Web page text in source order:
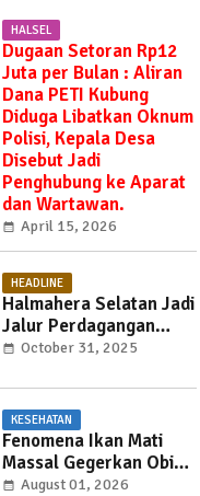
HALSEL
Dugaan Setoran Rp12
Juta per Bulan : Aliran
Dana PETI Kubung
Diduga Libatkan Oknum
Polisi, Kepala Desa
Disebut Jadi
Penghubung ke Aparat
dan Wartawan.
April 15, 2026
HEADLINE
Halmahera Selatan Jadi
Jalur Perdagangan
Daging Babi —
Hendak Dibawa ke
Weda, Warga Mayoritas
Marah, Dinas Pertanian
Diminta Jangan Tutup
Mata
October 31, 2025
KESEHATAN
Fenomena Ikan Mati
Massal Gegerkan Obi
Utara, Penyebab Masih
August 01, 2026